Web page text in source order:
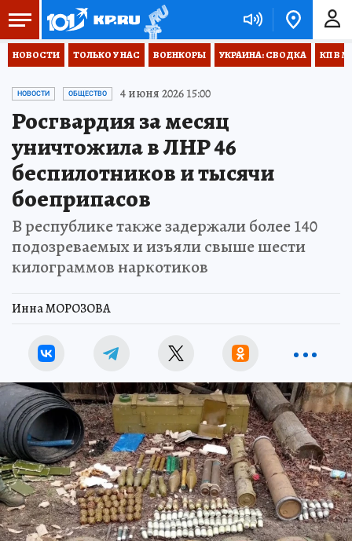
НОВОСТИ ТОЛЬКО У НАС ВОЕНКОРЫ УКРАИНА: СВОДКА КП В
НОВОСТИ ОБЩЕСТВО 4 июня 2026 15:00
Росгвардия за месяц
уничтожила в ЛНР 46
беспилотников и тысячи
боеприпасов
В республике также задержали более 140
подозреваемых и изъяли свыше шести
килограммов наркотиков
Инна МОРОЗОВА